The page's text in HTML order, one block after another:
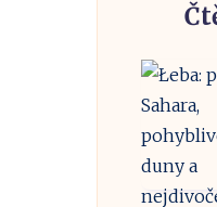
Łeba:
polská
Sahara,
pohyblivé
duny